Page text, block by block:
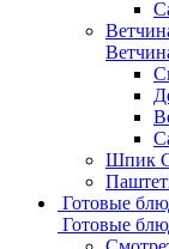
Шпик
Готовые
Готовые